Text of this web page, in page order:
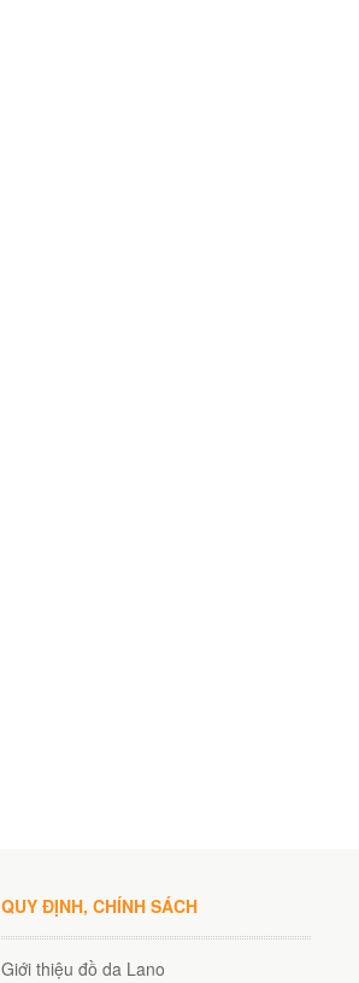
QUY ĐỊNH, CHÍNH SÁCH
Giới thiệu đồ da Lano